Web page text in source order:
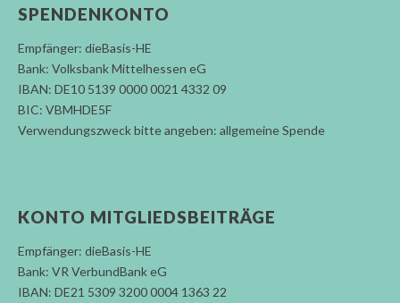
SPENDENKONTO
Empfänger: dieBasis-HE
Bank: Volksbank Mittelhessen eG
IBAN: DE10 5139 0000 0021 4332 09
BIC: VBMHDE5F
Verwendungszweck bitte angeben: allgemeine Spende
KONTO MITGLIEDSBEITRÄGE
Empfänger: dieBasis-HE
Bank: VR VerbundBank eG
IBAN: DE21 5309 3200 0004 1363 22